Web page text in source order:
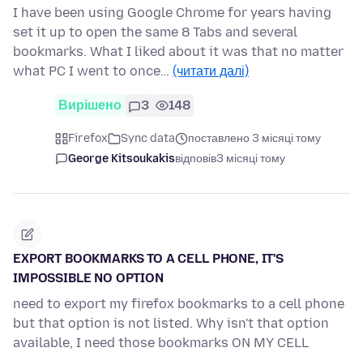
I have been using Google Chrome for years having
set it up to open the same 8 Tabs and several
bookmarks. What I liked about it was that no matter
what PC I went to once… (читати далі)
Вирішено 3 148
Firefox Sync data
поставлено 3 місяці тому
George Kitsoukakisвідповів3 місяці тому
EXPORT BOOKMARKS TO A CELL PHONE, IT'S
IMPOSSIBLE NO OPTION
need to export my firefox bookmarks to a cell phone
but that option is not listed. Why isn't that option
available, I need those bookmarks ON MY CELL